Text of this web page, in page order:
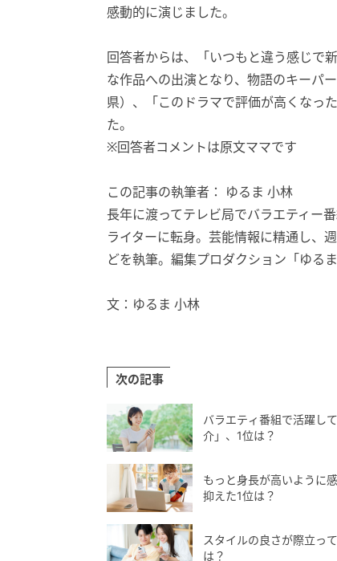
感動的に演じました。
回答者からは、「いつもと違う感じで
な作品への出演となり、物語のキーパ
県）、「このドラマで評価が高くなっ
た。
※回答者コメントは原文ママです
この記事の執筆者： ゆるま 小林
長年に渡ってテレビ局でバラエティー
ライターに転身。芸能情報に精通し、
どを執筆。編集プロダクション「ゆる
文：ゆるま 小林
次の記事
バラエティ番組で活躍し
介」、1位は？
もっと身長が高いように
抑えた1位は？
スタイルの良さが際立っ
は？